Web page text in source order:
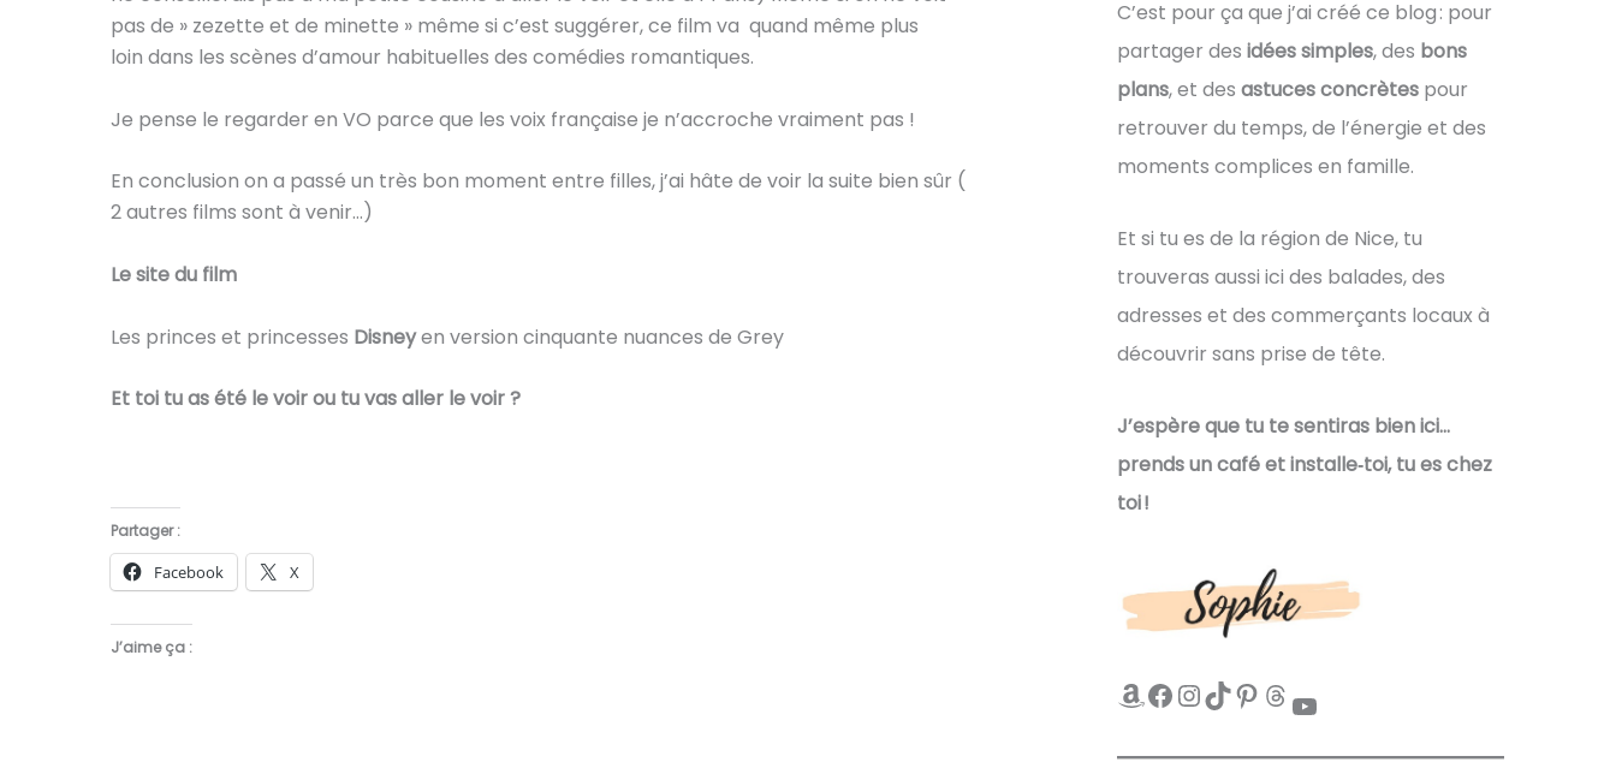
pas de » zezette et de minette » même si c’est suggérer, ce film va quand même plus
loin dans les scènes d’amour habituelles des comédies romantiques.
Je pense le regarder en VO parce que les voix française je n’accroche vraiment pas !
En conclusion on a passé un très bon moment entre filles, j’ai hâte de voir la suite bien sûr (
2 autres films sont à venir…)
Le site du film
Les princes et princesses Disneyen version cinquante nuances de Grey
Et toi tu as été le voir ou tu vas aller le voir ?
Partager :
Facebook X
J’aime ça :
C’est pour ça que j’ai créé ce blog : pour
partager desidées simples, des bons
plans, et desastuces concrètes pour
retrouver du temps, de l’énergie et des
moments complices en famille.
Et si tu es de la région de Nice, tu
trouveras aussi ici des balades, des
adresses et des commerçants locaux à
découvrir sans prise de tête.
J’espère que tu te sentiras bien ici…
prends un café et installe‑toi, tu es chez
toi !
Amazon Facebook InstagramTikTok Pinterest Threads YouTube